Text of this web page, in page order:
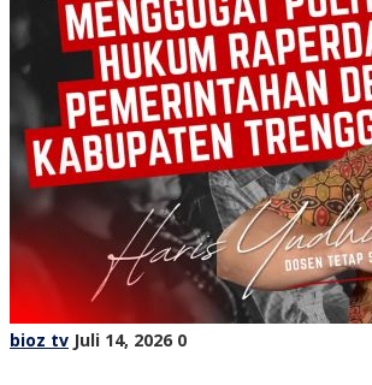
bioz tv Juli 14, 2026 0